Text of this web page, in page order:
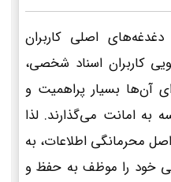
اصلی کاربران
کاربران اسناد شخصی،
آن‌ها بسیار پراهمیت و
به امانت می‌گذارند. لذا
محرمانگی اطلاعات، به
خود را موظف به حفظ و